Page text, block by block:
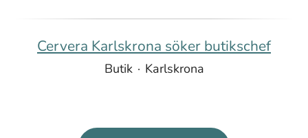
Cervera Karlskrona söker butikschef
Butik · Karlskrona